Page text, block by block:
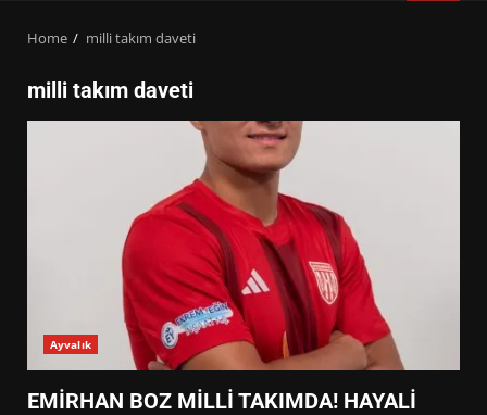
Home milli takım daveti
milli takım daveti
Ayvalık
EMİRHAN BOZ MİLLİ TAKIMDA! HAYALİ